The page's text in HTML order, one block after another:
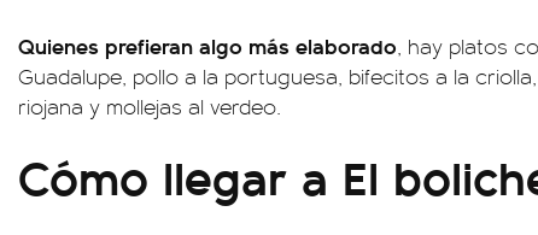
Quienes prefieran algo más elaborado, hay platos
Guadalupe, pollo a la portuguesa, bifecitos a la
riojana y mollejas al verdeo.
Cómo llegar a El